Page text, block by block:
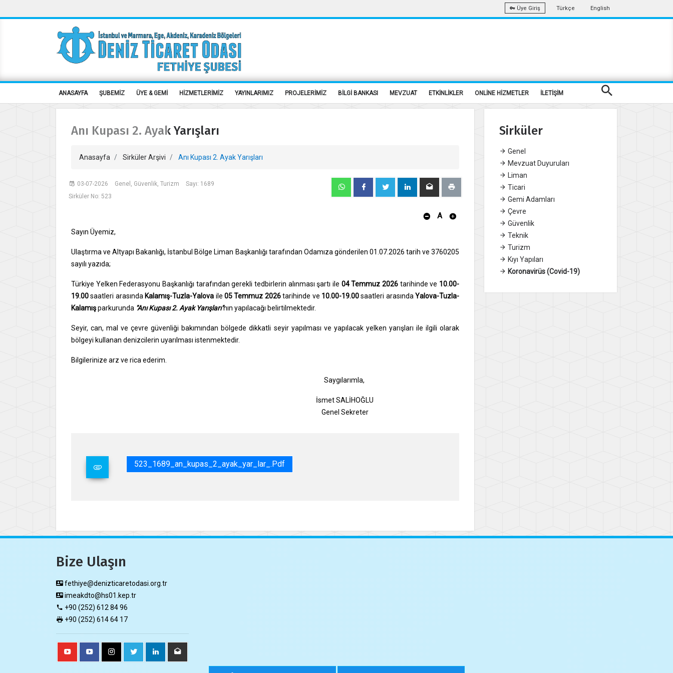
Üye Giriş Türkçe English
ANASAYFA ŞUBEMİZ ÜYE & GEMİ HİZMETLERİMİZ YAYINLARIMIZ PROJELERİMİZ BİLGİ BANKASI MEVZUAT ETKİNLİKLER ONLİNE HİZMETLER İLETİŞİM
Anı Kupası 2. Ayak Yarışları
Anasayfa Sirküler Arşivi Anı Kupası 2. Ayak Yarışları
03-07-2026 Genel, Güvenlik, Turizm
Sayı: 1689
Sirküler No: 523
A
Sayın Üyemiz,
Ulaştırma ve Altyapı Bakanlığı, İstanbul Bölge Liman Başkanlığı tarafından Odamıza gönderilen 01.07.2026 tarih ve 3760205
sayılı yazıda;
Türkiye Yelken Federasyonu Başkanlığı tarafından gerekli tedbirlerin alınması şartı ile 04 Temmuz 2026 tarihinde ve 10.00-
19.00saatleri arasında Kalamış-Tuzla-Yalova ile 05 Temmuz 2026tarihinde ve 10.00-19.00saatleri arasındaYalova-Tuzla-
Kalamışparkurunda "Anı Kupası 2. Ayak Yarışları"nın yapılacağı belirtilmektedir.
Seyir, can, mal ve çevre güvenliği bakımından bölgede dikkatli seyir yapılması ve yapılacak yelken yarışları ile ilgili olarak
bölgeyi kullanan denizcilerin uyarılması istenmektedir.
Bilgilerinize arz ve rica ederim.
Saygılarımla,
İsmet SALİHOĞLU
Genel Sekreter
523_1689_an_kupas_2_ayak_yar_lar_.pdf
Sirküler
Genel
Mevzuat Duyuruları
Liman
Ticari
Gemi Adamları
Çevre
Güvenlik
Teknik
Turizm
Kıyı Yapıları
Koronavirüs (Covid-19)
Bize Ulaşın
fethiye@denizticaretodasi.org.tr
imeakdto@hs01.kep.tr
+90 (252) 612 84 96
+90 (252) 614 64 17​